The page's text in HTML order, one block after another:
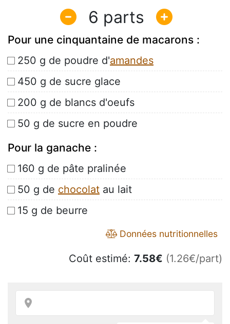
6
Pour une cinquantaine de macarons :
250 g de poudre d'amandes
450 g de sucre glace
200 g de blancs d'oeufs
50 g de sucre en poudre
Pour la ganache :
160 g de pâte pralinée
50 g de chocolat au lait
15 g de beurre
Données nutritionnelles
Coût estimé: 7.58€ (1.26€/part)